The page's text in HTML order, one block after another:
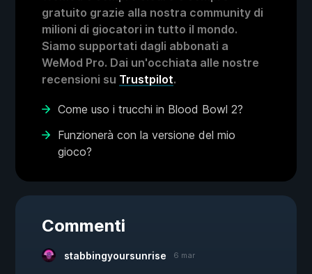
gratuito grazie alla nostra community di
milioni di giocatori in tutto il mondo.
Siamo supportati dagli abbonati a
WeMod Pro. Dai un'occhiata alle nostre
recensioni su Trustpilot.
Come uso i trucchi in Blood Bowl 2?
Funzionerà con la versione del mio
gioco?
Commenti
stabbingyoursunrise 6 mar